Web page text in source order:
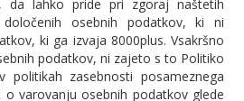
da lahko pride pri zgoraj naštetih
osebnih podatkov, ki ni
ki ga izvaja 8000plus. Vsakršno
podatkov, ni zajeto s to Politiko
zasebnosti posameznega
o varovanju osebnih podatkov glede